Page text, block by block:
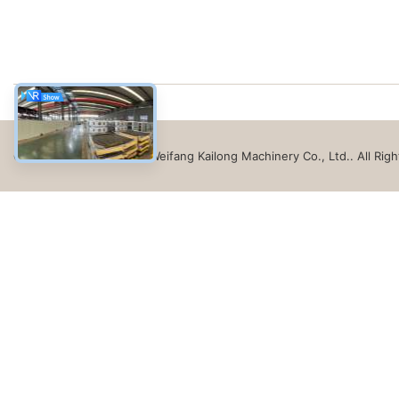
Copyright © 2021-2026 Weifang Kailong Machinery Co., Ltd.. All